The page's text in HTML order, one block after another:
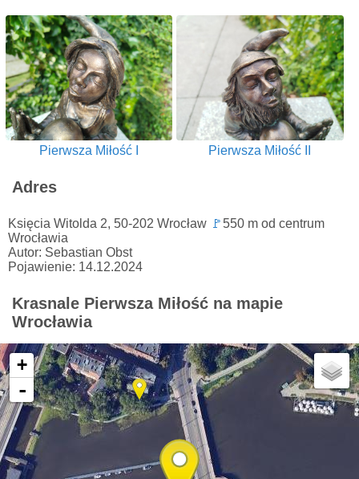
Pierwsza Miłość I Pierwsza Miłość II
Adres
Księcia Witolda 2, 50-202 Wrocław 🚩 550 m od centrum
Wrocławia
Autor: Sebastian Obst
Pojawienie: 14.12.2024
Krasnale Pierwsza Miłość na mapie
Wrocławia
+
-